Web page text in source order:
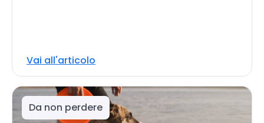
Vai all'articolo
Da non perdere